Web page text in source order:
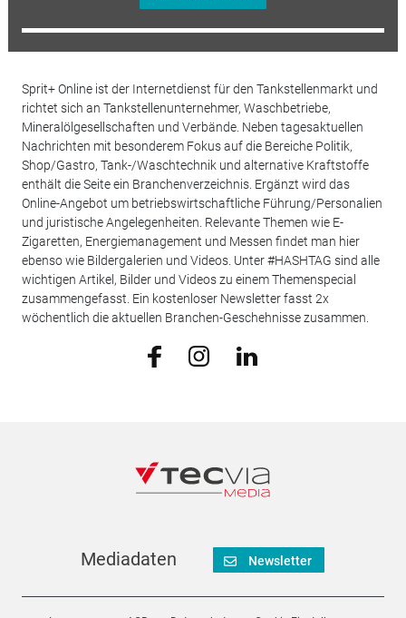
Sprit+ Online ist der Internetdienst für den Tankstellenmarkt und
richtet sich an Tankstellenunternehmer, Waschbetriebe,
Mineralölgesellschaften und Verbände. Neben tagesaktuellen
Nachrichten mit besonderem Fokus auf die Bereiche Politik,
Shop/Gastro, Tank-/Waschtechnik und alternative Kraftstoffe
enthält die Seite ein Branchenverzeichnis. Ergänzt wird das
Online-Angebot um betriebswirtschaftliche Führung/Personalien
und juristische Angelegenheiten. Relevante Themen wie E-
Zigaretten, Energiemanagement und Messen findet man hier
ebenso wie Bildergalerien und Videos. Unter #HASHTAG sind alle
wichtigen Artikel, Bilder und Videos zu einem Themenspecial
zusammengefasst. Ein kostenloser Newsletter fasst 2x
wöchentlich die aktuellen Branchen-Geschehnisse zusammen.
Mediadaten Newsletter